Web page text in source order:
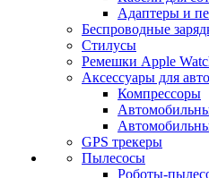
Адаптеры и
Беспроводные
Стилусы
Ремешки Apple
Аксессуары для
Компрессоры
GPS трекеры
Пылесосы
Роботы-